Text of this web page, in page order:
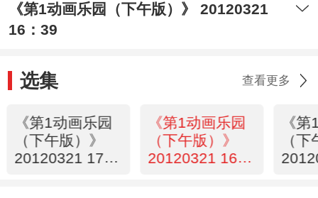
《第1动画乐园（下午版）》 20120321
16：39
选集 查看更多
《第1动画乐园
（下午版）》
20120321 17：
《第1动画乐园
（下午版）》
20120321 16：
《
（